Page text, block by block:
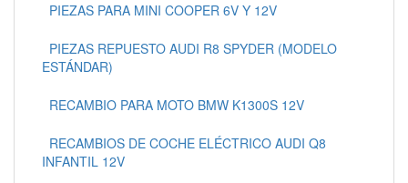
PIEZAS PARA MINI COOPER 6V Y 12V
PIEZAS REPUESTO AUDI R8 SPYDER (MODELO
ESTÁNDAR)
RECAMBIO PARA MOTO BMW K1300S 12V
RECAMBIOS DE COCHE ELÉCTRICO AUDI Q8
INFANTIL 12V